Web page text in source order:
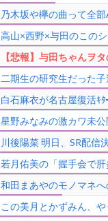
乃木坂や欅の曲って全
高山×西野×与田のこの
【悲報】与田ちゃんヲ
二期生の研究生だった
白石麻衣が名古屋復活
星野みなみの激カワ未公
川後陽菜 明日、SR配
若月佑美の「握手会で
和田まあやのモノマネ
この美月とかずみん、